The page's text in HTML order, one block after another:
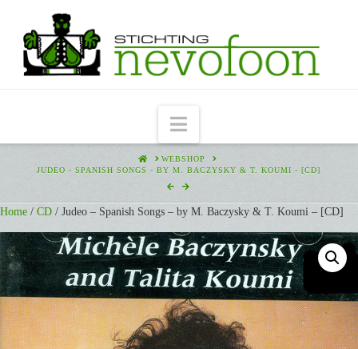
Navigation
HOMEWEBSHOP
JUDEO - SPANISH SONGS - BY M. BACZYSKY & T. KOUMI - [CD]
Home / CD / Judeo – Spanish Songs – by M. Baczysky & T. Koumi – [CD]